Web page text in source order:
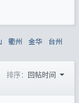
衢州 金华
台州
排序： 回帖时间